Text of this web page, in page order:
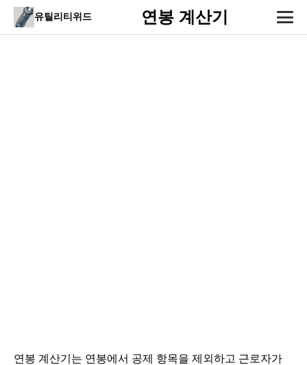
유틸리티위드 연봉 계산기
연봉 계산기는 연봉에서 공제 항목을 제외하고 근로자가